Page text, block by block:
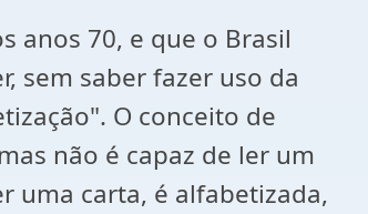
anos 70, e que o Brasil
sem saber fazer uso da
O conceito de
não é capaz de ler um
uma carta, é alfabetizada,